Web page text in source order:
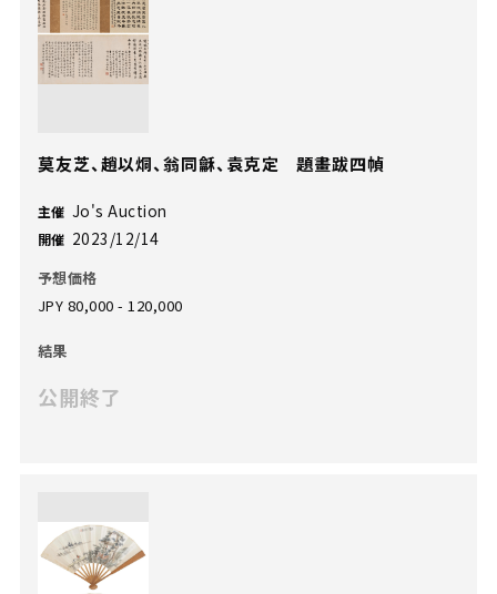
莫友芝、趙以烔、翁同龢、袁克定 題畫跋四幀
主催 Jo's Auction
開催 2023/12/14
予想価格
JPY 80,000 - 120,000
結果
公開終了